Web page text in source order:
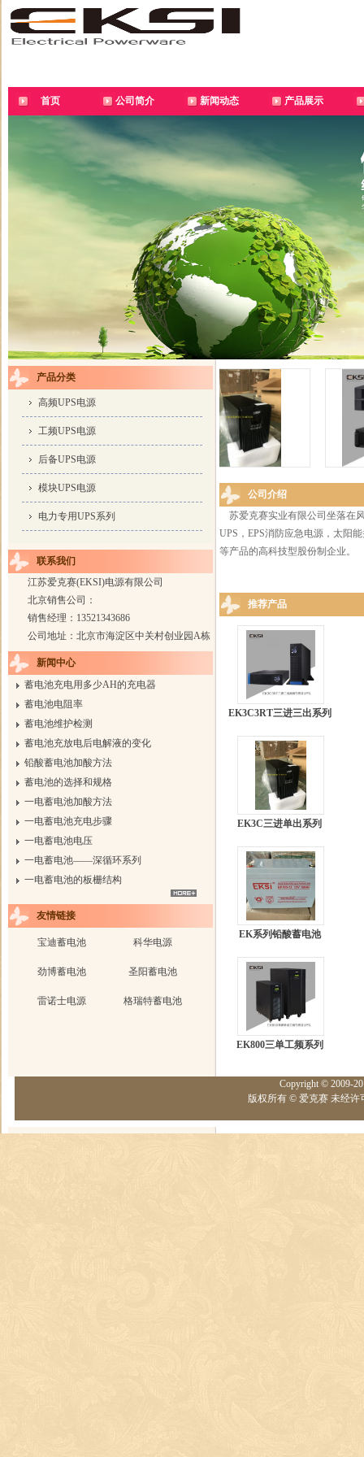
首页 公司简介 新闻动态 产品展示
产品分类
高频UPS电源
工频UPS电源
后备UPS电源
模块UPS电源
电力专用UPS系列
联系我们
江苏爱克赛(EKSI)电源有限公司
北京销售公司：
销售经理：13521343686
公司地址：北京市海淀区中关村创业园A栋
新闻中心
蓄电池充电用多少AH的充电器
蓄电池电阻率
蓄电池维护检测
蓄电池充放电后电解液的变化
铅酸蓄电池加酸方法
蓄电池的选择和规格
一电蓄电池加酸方法
一电蓄电池充电步骤
一电蓄电池电压
一电蓄电池——深循环系列
一电蓄电池的板栅结构
友情链接
宝迪蓄电池 科华电源
劲博蓄电池 圣阳蓄电池
雷诺士电源 格瑞特蓄电池
公司介绍
苏爱克赛实业有限公司坐落在
UPS，EPS消防应急电源，太阳
等产品的高科技型股份制企业。
推荐产品
EK3C3RT三进三出系列
EK3C三进单出系列
EK系列铅酸蓄电池
EK800三单工频系列
Copyright © 2009-
版权所有 © 爱克赛 未经许